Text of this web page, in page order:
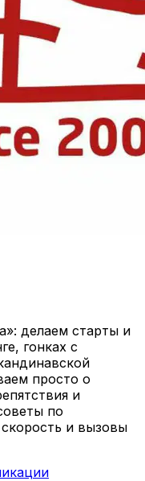
делаем старты и
гонках с
просто о
и
по
и вызовы